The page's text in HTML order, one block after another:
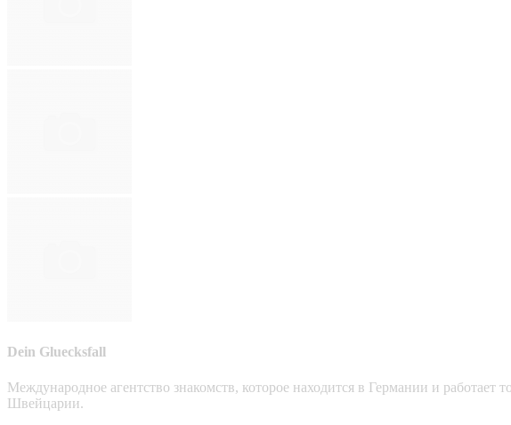
Dein Gluecksfall
Международное агентство знакомств, которое находится в Германии и
Швейцарии.